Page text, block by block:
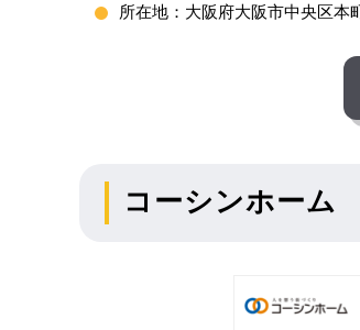
所在地：大阪府大阪市中央区本
コーシンホーム